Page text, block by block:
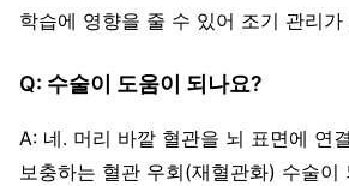
학습에 영향을 줄 수 있어 조기 관리가
Q: 수술이 도움이 되나요?
A: 네. 머리 바깥 혈관을 뇌 표면에 연
보충하는 혈관 우회(재혈관화) 수술이